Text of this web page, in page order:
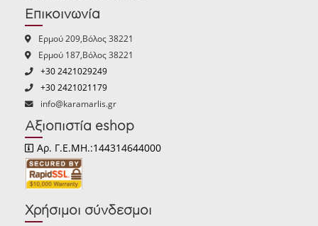
Επικοινωνία
Ερμού 209,Βόλος 38221
Ερμού 187,Βόλος 38221
+30 2421029249
+30 2421021179
info@karamarlis.gr
Αξιοπιστία eshop
Αρ. Γ.Ε.ΜΗ.:144314644000
Χρήσιμοι σύνδεσμοι